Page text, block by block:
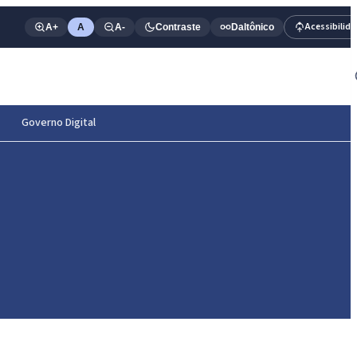
A+ A A- Contraste Daltônico
Governo Digital